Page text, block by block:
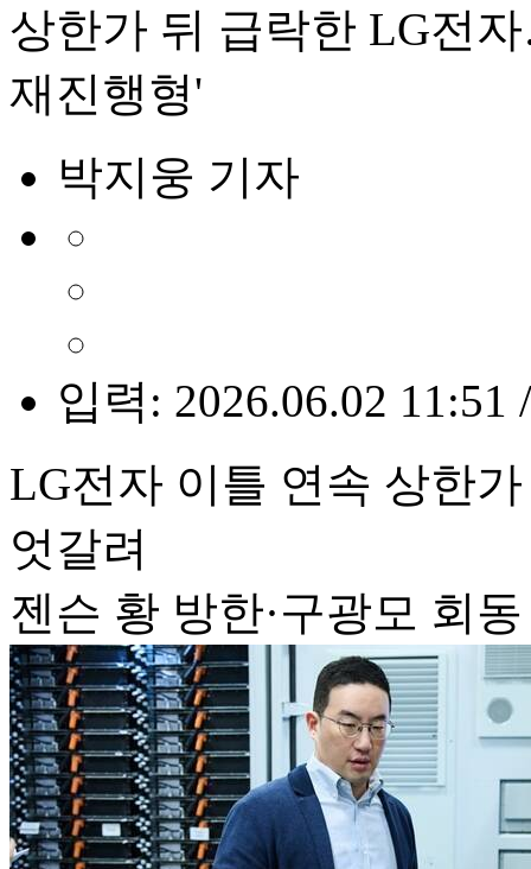
상한가 뒤 급락한 LG전
재진행형'
박지웅 기자
입력: 2026.06.02 11:51
LG전자 이틀 연속 상한
엇갈려
젠슨 황 방한·구광모 회